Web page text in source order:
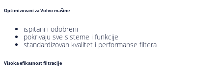
Optimizovani za Volvo mašine
ispitani i odobreni
pokrivaju sve sisteme i funkcije
standardizovan kvalitet i performanse filtera
Visoka efikasnost filtracije